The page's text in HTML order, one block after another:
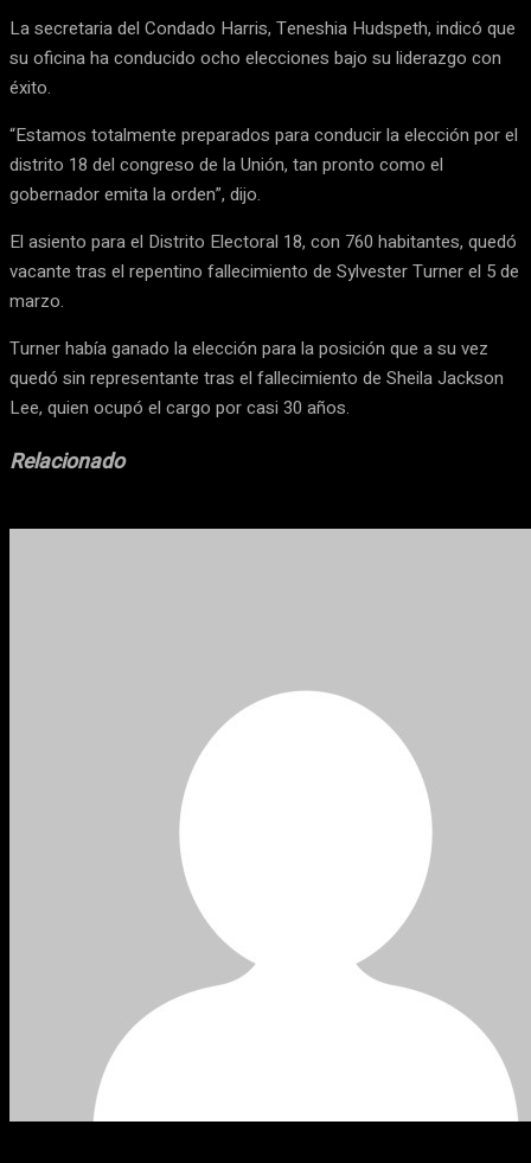
La secretaria del Condado Harris, Teneshia Hudspeth, indicó que
su oficina ha conducido ocho elecciones bajo su liderazgo con
éxito.
“Estamos totalmente preparados para conducir la elección por el
distrito 18 del congreso de la Unión, tan pronto como el
gobernador emita la orden”, dijo.
El asiento para el Distrito Electoral 18, con 760 habitantes, quedó
vacante tras el repentino fallecimiento de Sylvester Turner el 5 de
marzo.
Turner había ganado la elección para la posición que a su vez
quedó sin representante tras el fallecimiento de Sheila Jackson
Lee, quien ocupó el cargo por casi 30 años.
Relacionado